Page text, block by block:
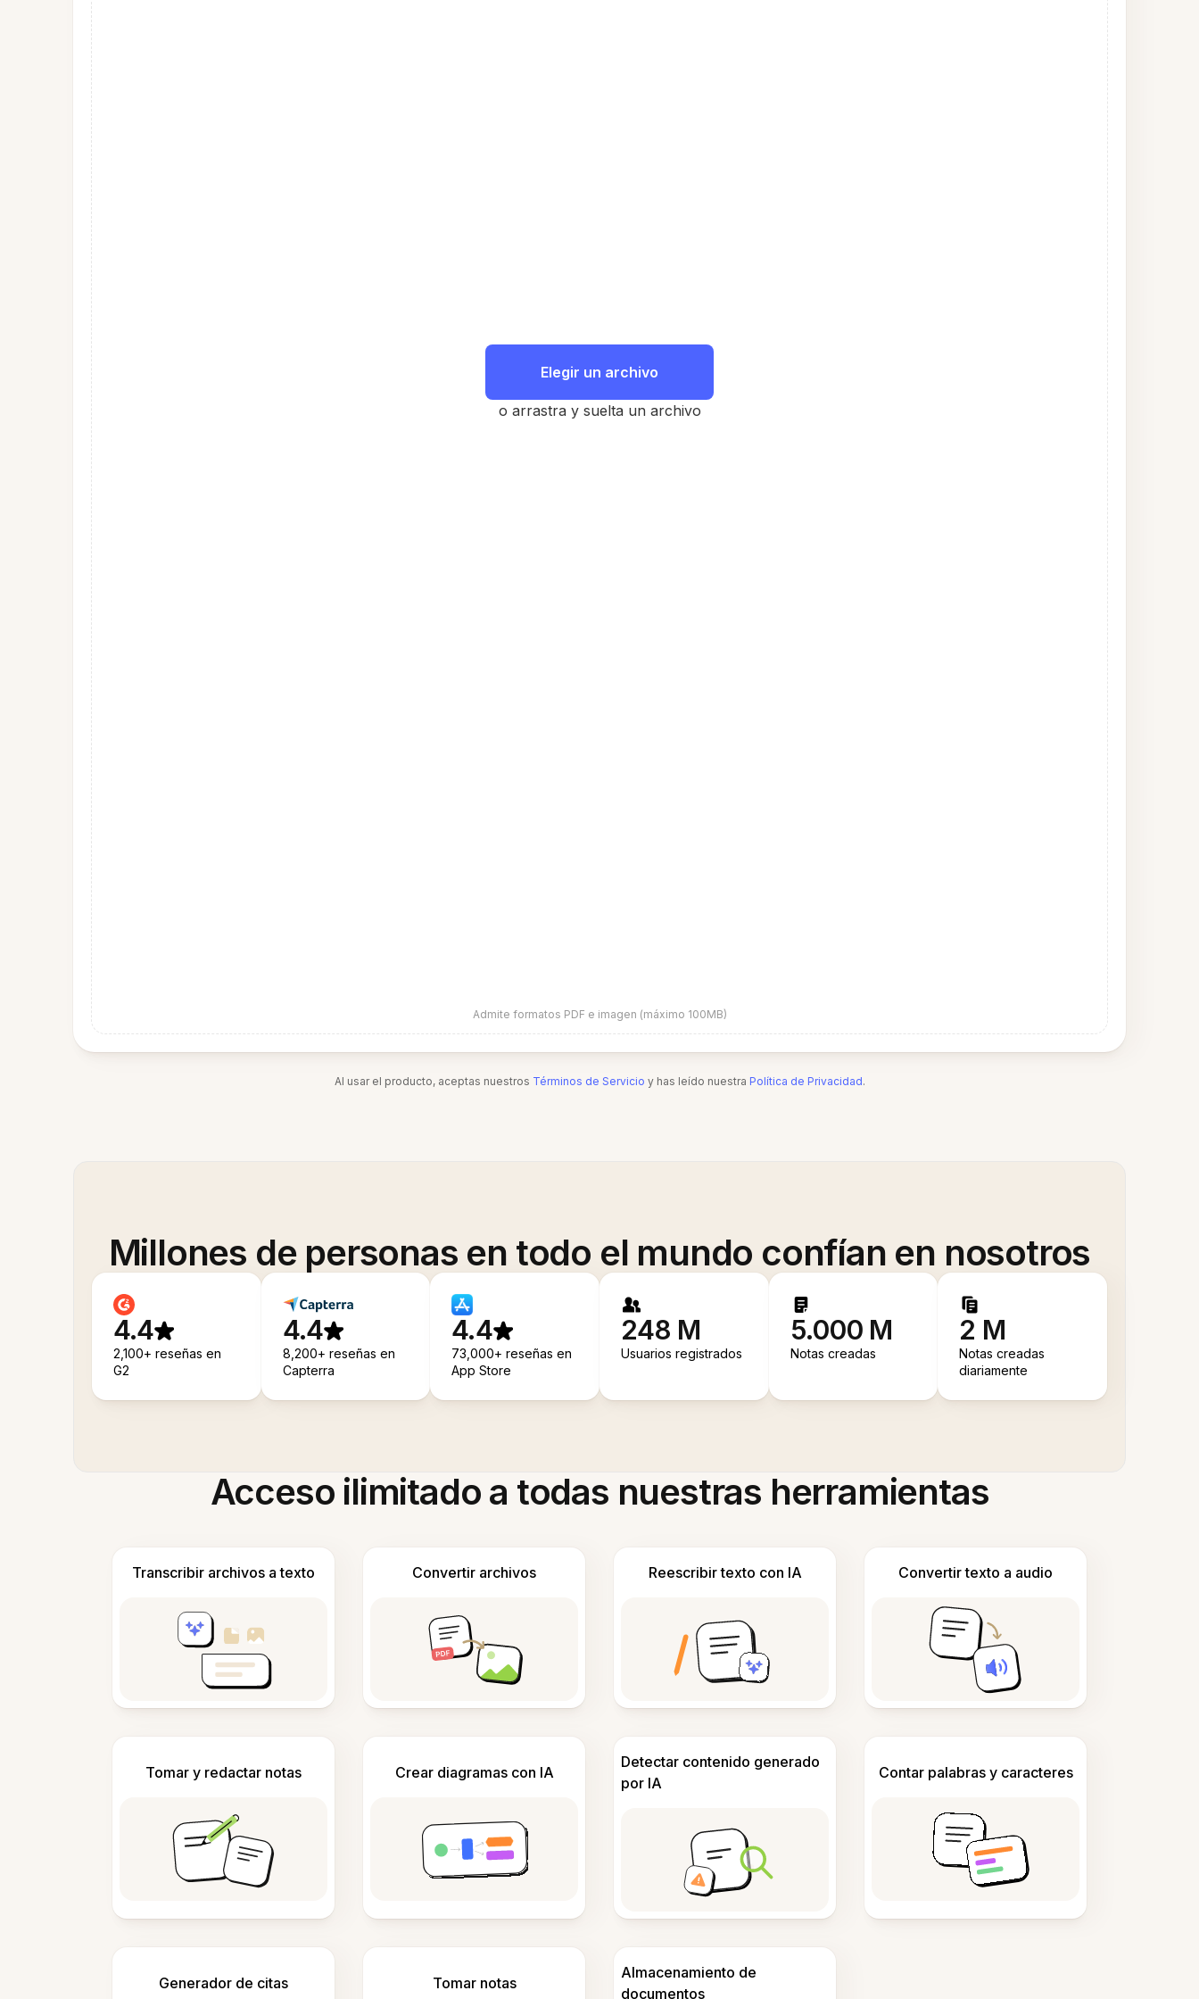
Elegir un archivo
o arrastra y suelta un archivo
Admite formatos PDF e imagen (máximo 100MB)
Al usar el producto, aceptas nuestros Términos de Servicio y has leído nuestra Política de Privacidad.
Millones de personas en todo el mundo confían en nosotros
4.4
2,100+ reseñas en
G2
4.4
8,200+ reseñas en
Capterra
4.4
73,000+ reseñas en
App Store
248 M
Usuarios registrados
5.000 M
Notas creadas
2 M
Notas creadas
diariamente
Acceso ilimitado a todas nuestras herramientas
Transcribir archivos a texto Convertir archivos Reescribir texto con IA Convertir texto a audio
Tomar y redactar notas Crear diagramas con IA
Detectar contenido generado
por IA
Contar palabras y caracteres
Generador de citas Tomar notas
Almacenamiento de
documentos